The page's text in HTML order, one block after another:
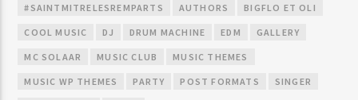
#SAINTMITRELESREMPARTS AUTHORS BIGFLO ET OLI
COOL MUSIC DJ DRUM MACHINE EDM GALLERY
MC SOLAAR MUSIC CLUB MUSIC THEMES
MUSIC WP THEMES PARTY POST FORMATS SINGER